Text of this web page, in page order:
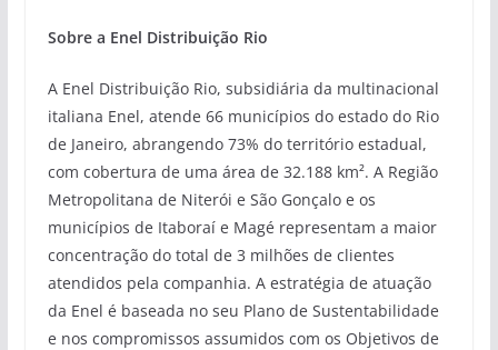
Sobre a Enel Distribuição Rio
A Enel Distribuição Rio, subsidiária da multinacional
italiana Enel, atende 66 municípios do estado do Rio
de Janeiro, abrangendo 73% do território estadual,
com cobertura de uma área de 32.188 km². A Região
Metropolitana de Niterói e São Gonçalo e os
municípios de Itaboraí e Magé representam a maior
concentração do total de 3 milhões de clientes
atendidos pela companhia. A estratégia de atuação
da Enel é baseada no seu Plano de Sustentabilidade
e nos compromissos assumidos com os Objetivos de